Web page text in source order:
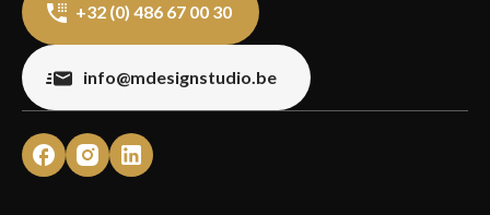
+32 (0) 486 67 00 30
info@mdesignstudio.be